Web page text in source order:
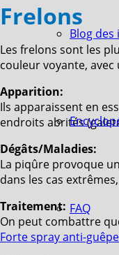
Blog des
FAQ
Frelons
Les frelons sont les
couleur voyante,
Apparition:
Ils apparaissent en
endroits abrités
Dégâts/Maladies:
La piqûre provoque
dans les cas
Traitement:
On peut combattre
Forte spray anti-